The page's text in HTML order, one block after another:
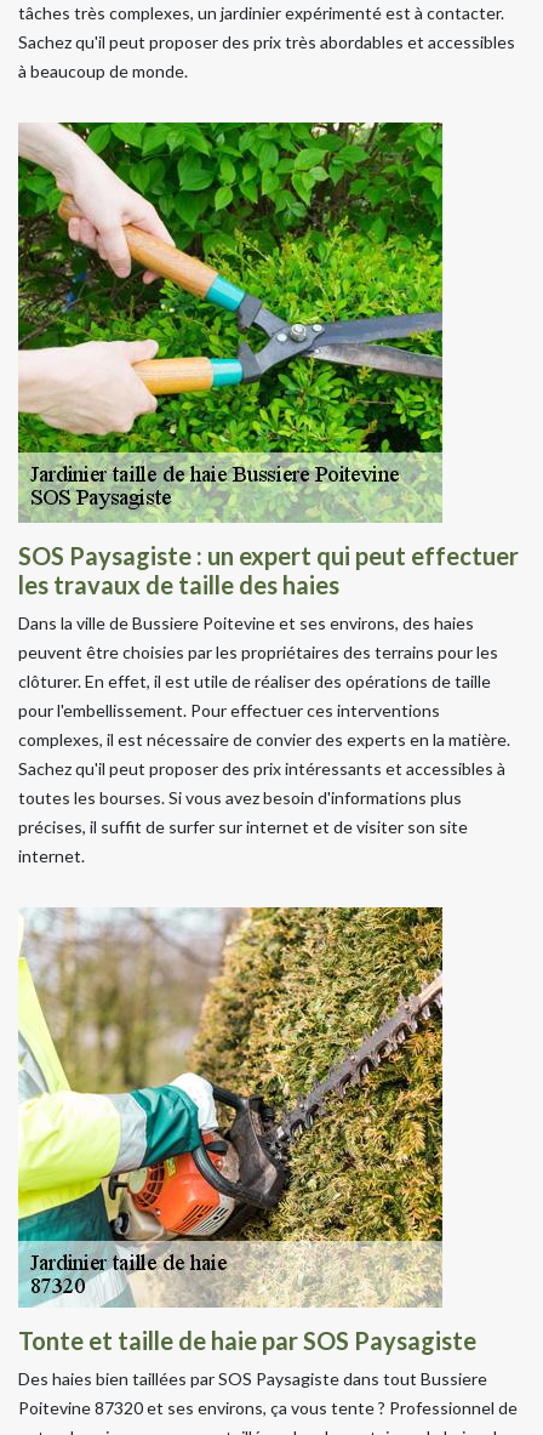
tâches très complexes, un jardinier expérimenté est à contacter.
Sachez qu'il peut proposer des prix très abordables et accessibles
à beaucoup de monde.
SOS Paysagiste : un expert qui peut effectuer
les travaux de taille des haies
Dans la ville de Bussiere Poitevine et ses environs, des haies
peuvent être choisies par les propriétaires des terrains pour les
clôturer. En effet, il est utile de réaliser des opérations de taille
pour l'embellissement. Pour effectuer ces interventions
complexes, il est nécessaire de convier des experts en la matière.
Sachez qu'il peut proposer des prix intéressants et accessibles à
toutes les bourses. Si vous avez besoin d'informations plus
précises, il suffit de surfer sur internet et de visiter son site
internet.
Tonte et taille de haie par SOS Paysagiste
Des haies bien taillées par SOS Paysagiste dans tout Bussiere
Poitevine 87320 et ses environs, ça vous tente ? Professionnel de